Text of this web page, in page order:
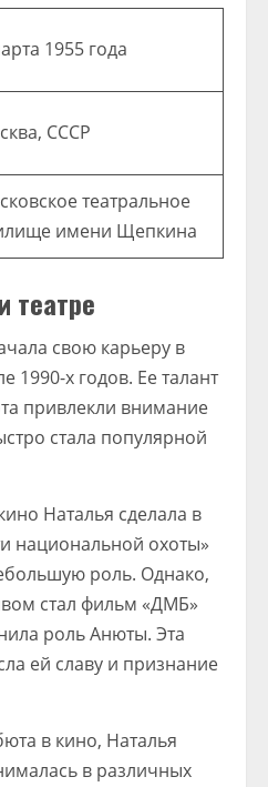
1955 года
СССР
театральное
имени Щепкина
театре
свою карьеру в
1990-х годов. Ее талант
привлекли внимание
стала популярной
Наталья сделала в
национальной охоты»
роль. Однако,
стал фильм «ДМБ»
роль Анюты. Эта
ей славу и признание
в кино, Наталья
в различных